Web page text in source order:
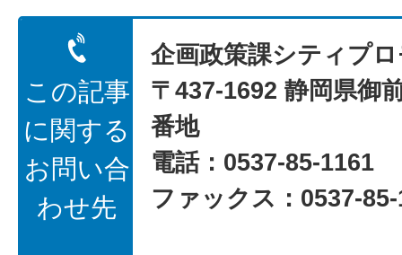
この記事
に関する
お問い合
わせ先
企画政策課シティプ
〒437-1692 静岡県御
番地
電話：0537-85-1161
ファックス：0537-